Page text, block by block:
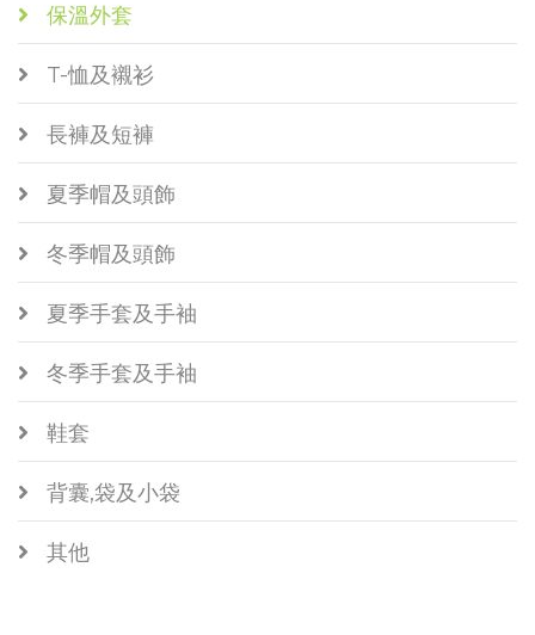
保溫外套
T-恤及襯衫
長褲及短褲
夏季帽及頭飾
冬季帽及頭飾
夏季手套及手袖
冬季手套及手袖
鞋套
背囊,袋及小袋
其他